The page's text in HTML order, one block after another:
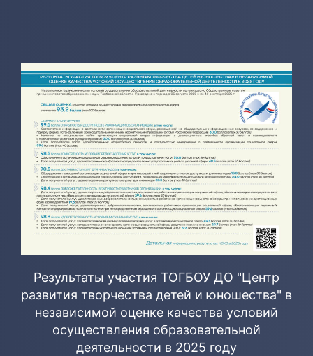
Результаты участия ТОГБОУ ДО "Центр
развития творчества детей и юношества" в
независимой оценке качества условий
осуществления образовательной
деятельности в 2025 году